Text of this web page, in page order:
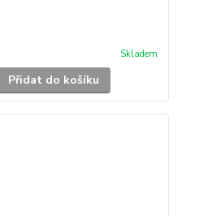
Skladem
Přidat do košíku